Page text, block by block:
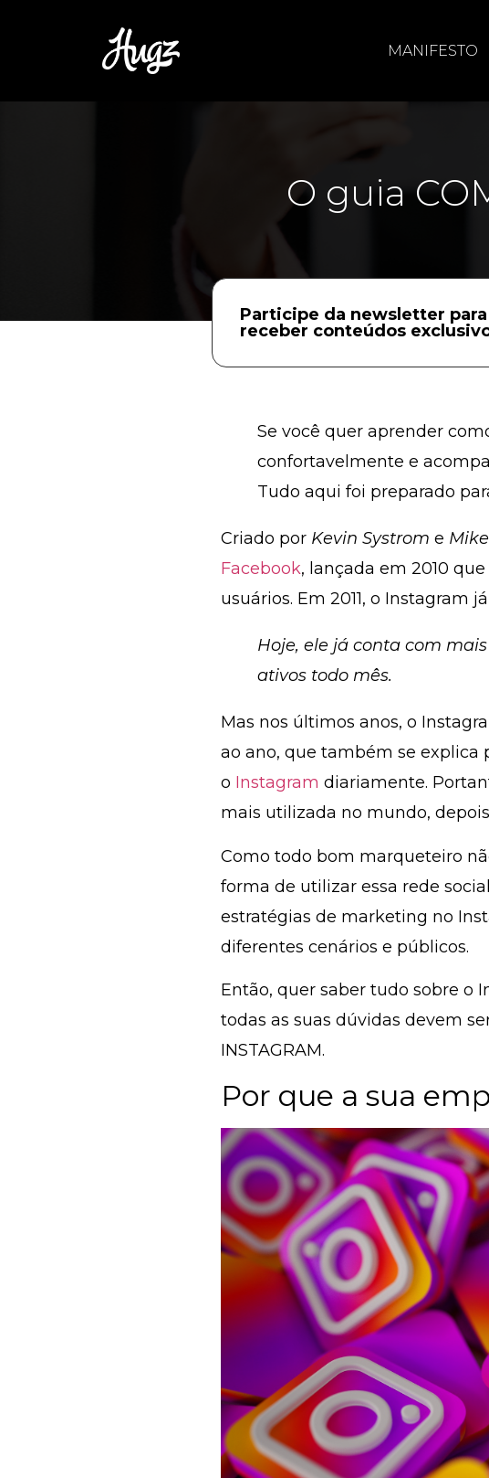
MANIFESTO
O guia
Participe da newsletter para
receber conteúdos
Se você quer aprender
confortavelmente e
Tudo aqui foi preparado
Criado por Kevin Systrom e
Facebook, lançada em 2010
usuários. Em 2011, o Instagram
Hoje, ele já conta com
ativos todo mês.
Mas nos últimos anos, o
ao ano, que também se explica
o Instagram diariamente.
mais utilizada no mundo,
Como todo bom marqueteiro
forma de utilizar essa rede
estratégias de marketing no
diferentes cenários e públicos.
Então, quer saber tudo sobre o
todas as suas dúvidas devem
INSTAGRAM.
Por que a sua